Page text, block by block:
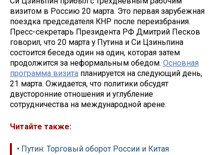
визитом в Россию 20 марта. Это первая зарубежная
поездка председателя КНР после переизбрания.
Пресс-секретарь Президента РФ Дмитрий Песков
говорил, что 20 марта у Путина и Си Цзиньпина
состоится беседа один на один, которая затем
продолжится за неформальным обедом. Основная
программа визита планируется на следующий день,
21 марта. Ожидается, что политики обсудят
двусторонние отношения и углубление
сотрудничества на международной арене.
Читайте также:
• Путин: Торговый оборот России и Китая